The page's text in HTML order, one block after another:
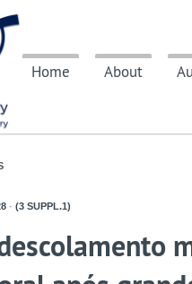
Home About
- (3 SUPPL.1)